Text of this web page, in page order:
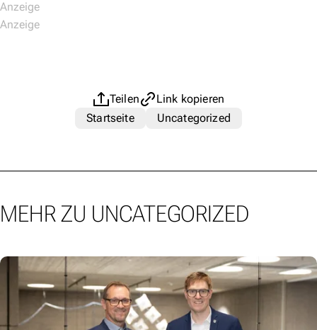
Teilen
Link kopieren
Startseite
Uncategorized
MEHR ZU UNCATEGORIZED